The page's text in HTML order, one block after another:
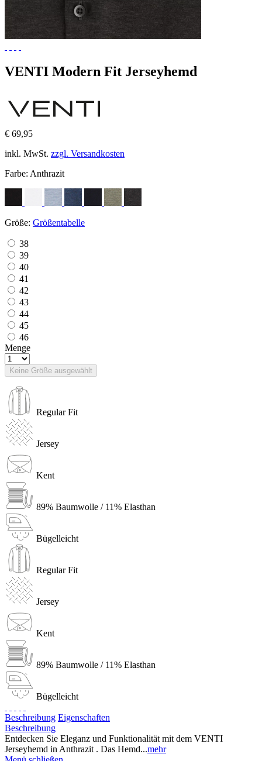
VENTI Modern Fit Jerseyhemd
€ 69,95
inkl. MwSt. zzgl. Versandkosten
Farbe: Anthrazit
Größe: Größentabelle
38
39
40
41
42
43
44
45
46
Menge
Keine Größe ausgewählt
Regular Fit
Jersey
Kent
89% Baumwolle / 11% Elasthan
Bügelleicht
Regular Fit
Jersey
Kent
89% Baumwolle / 11% Elasthan
Bügelleicht
Beschreibung Eigenschaften
Beschreibung
Entdecken Sie Eleganz und Funktionalität mit dem VENTI
Jerseyhemd in Anthrazit . Das Hemd...mehr